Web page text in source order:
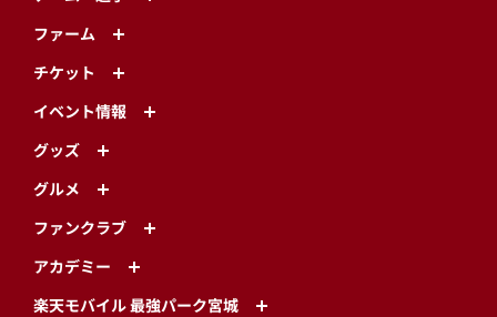
ファーム
チケット
イベント情報
グッズ
グルメ
ファンクラブ
アカデミー
楽天モバイル 最強パーク宮城